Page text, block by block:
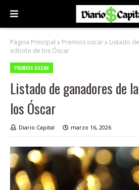
Página Principal Premios oscar
Listado
edición de los Óscar
PREMIOS OSCAR
Listado de ganadores de
los Óscar
Diario Capital marzo 16, 2026